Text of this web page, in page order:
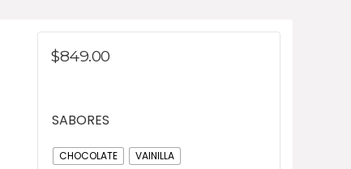
$849.00
SABORES
CHOCOLATE VAINILLA